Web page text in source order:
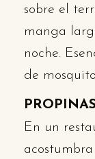
sobre el
manga
noche.
de
PROPINAS
En un